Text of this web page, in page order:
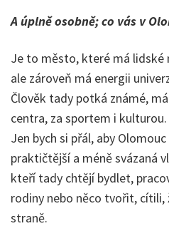
A úplně osobně; co vás v
Je to město, které má lidské
ale zároveň má energii
Člověk tady potká známé,
centra, za sportem i
Jen bych si přál, aby
praktičtější a méně svázaná
kteří tady chtějí bydlet,
rodiny nebo něco tvořit,
straně.